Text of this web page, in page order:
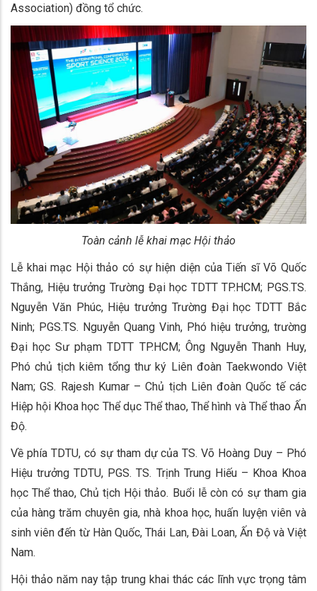
Association) đồng tổ chức.
Toàn cảnh lễ khai mạc Hội thảo
Lễ khai mạc Hội thảo có sự hiện diện của Tiến sĩ Võ Quốc
Thắng, Hiệu trưởng Trường Đại học TDTT TP.HCM; PGS.TS.
Nguyễn Văn Phúc, Hiệu trưởng Trường Đại học TDTT Bắc
Ninh; PGS.TS. Nguyễn Quang Vinh, Phó hiệu trưởng, trường
Đại học Sư phạm TDTT TP.HCM; Ông Nguyễn Thanh Huy,
Phó chủ tịch kiêm tổng thư ký Liên đoàn Taekwondo Việt
Nam; GS. Rajesh Kumar – Chủ tịch Liên đoàn Quốc tế các
Hiệp hội Khoa học Thể dục Thể thao, Thể hình và Thể thao Ấn
Độ.
Về phía TDTU, có sự tham dự của TS. Võ Hoàng Duy – Phó
Hiệu trưởng TDTU, PGS. TS. Trịnh Trung Hiếu – Khoa Khoa
học Thể thao, Chủ tịch Hội thảo. Buổi lễ còn có sự tham gia
của hàng trăm chuyên gia, nhà khoa học, huấn luyện viên và
sinh viên đến từ Hàn Quốc, Thái Lan, Đài Loan, Ấn Độ và Việt
Nam.
Hội thảo năm nay tập trung khai thác các lĩnh vực trọng tâm